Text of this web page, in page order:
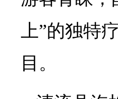
上”的独特
目。